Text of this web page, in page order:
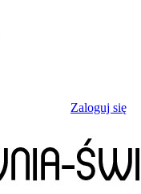
Zaloguj się